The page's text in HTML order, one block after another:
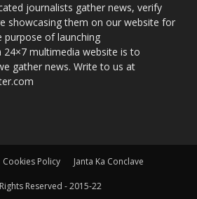
journalists gather news, verify
showcasing them on our website for
purpose of launching
24×7 multimedia website is to
gather news. Write to us at
Cookies Policy Janta Ka Conclave
Reserved - 2015-22